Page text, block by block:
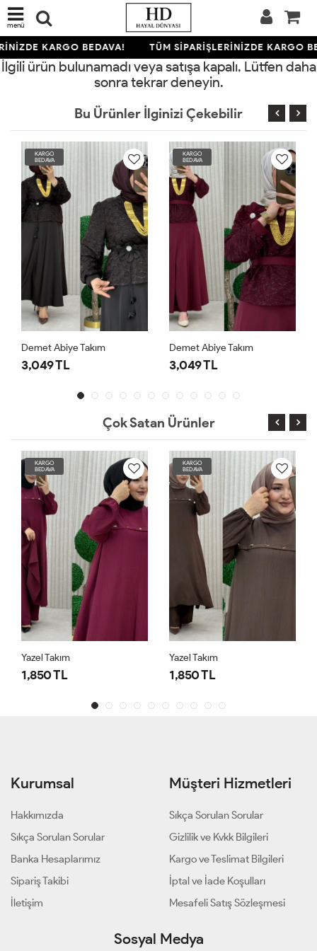
menü
KARGO BEDAVA! TÜM SİPARİŞLERİNİZDE KARGO
İlgili ürün bulunamadı veya satışa kapalı. Lütfen daha
sonra tekrar deneyin.
Bu Ürünler İlginizi Çekebilir
KARGO
BEDAVA
Demet Abiye Takım
3,049 TL
KARGO
BEDAVA
Demet Abiye Takım
3,049 TL
Çok Satan Ürünler
KARGO
BEDAVA
Yazel Takım
1,850 TL
KARGO
BEDAVA
Yazel Takım
1,850 TL
Kurumsal
Hakkımızda
Sıkça Sorulan Sorular
Banka Hesaplarımız
Sipariş Takibi
İletişim
Müşteri Hizmetleri
Sıkça Sorulan Sorular
Gizlilik ve Kvkk Bilgileri
Kargo ve Teslimat Bilgileri
İptal ve İade Koşulları
Mesafeli Satış Sözleşmesi
Sosyal Medya